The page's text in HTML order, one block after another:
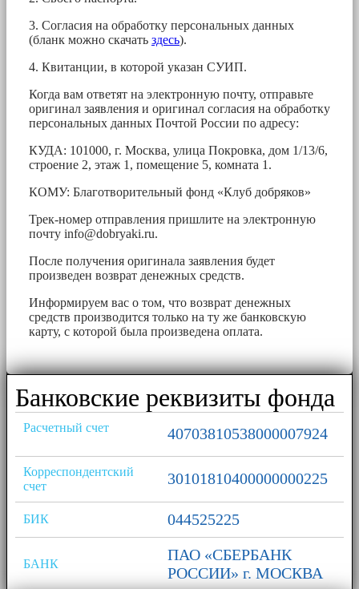
3. Согласия на обработку персональных данных
(бланк можно скачать здесь).
4. Квитанции, в которой указан СУИП.
Когда вам ответят на электронную почту, отправьте
оригинал заявления и оригинал согласия на обработку
персональных данных Почтой России по адресу:
КУДА: 101000, г. Москва, улица Покровка, дом 1/13/6,
строение 2, этаж 1, помещение 5, комната 1.
КОМУ: Благотворительный фонд «Клуб добряков»
Трек-номер отправления пришлите на электронную
почту info@dobryaki.ru.
После получения оригинала заявления будет
произведен возврат денежных средств.
Информируем вас о том, что возврат денежных
средств производится только на ту же банковскую
карту, с которой была произведена оплата.
Банковские реквизиты фонда
Расчетный счет 40703810538000007924
Корреспондентский
счет
30101810400000000225
БИК 044525225
БАНК
ПАО «СБЕРБАНК
РОССИИ» г. МОСКВА